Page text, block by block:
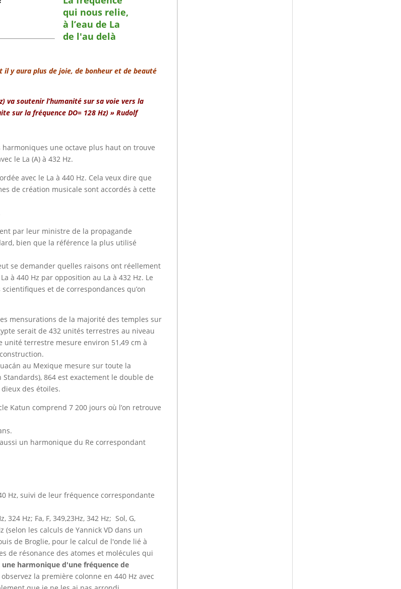
qui nous relie,
à l’eau de La
de l'au delà
y aura plus de joie, de bonheur et de beauté
va soutenir l’humanité sur sa voie vers la
sur la fréquence DO= 128 Hz) » Rudolf
harmoniques une octave plus haut on trouve
le La (A) à 432 Hz.
avec le La à 440 Hz. Cela veux dire que
de création musicale sont accordés à cette
par leur ministre de la propagande
bien que la référence la plus utilisé
se demander quelles raisons ont réellement
à 440 Hz par opposition au La à 432 Hz. Le
et de correspondances qu’on
mensurations de la majorité des temples sur
serait de 432 unités terrestres au niveau
terrestre mesure environ 51,49 cm à
au Mexique mesure sur toute la
864 est exactement le double de
des étoiles.
Katun comprend 7 200 jours où l’on retrouve
un harmonique du Re correspondant
Hz, suivi de leur fréquence correspondante
324 Hz; Fa, F, 349,23Hz, 342 Hz; Sol, G,
(selon les calculs de Yannick VD dans un
de Broglie, pour le calcul de l'onde lié à
de résonance des atomes et molécules qui
harmonique d'une fréquence de
la première colonne en 440 Hz avec